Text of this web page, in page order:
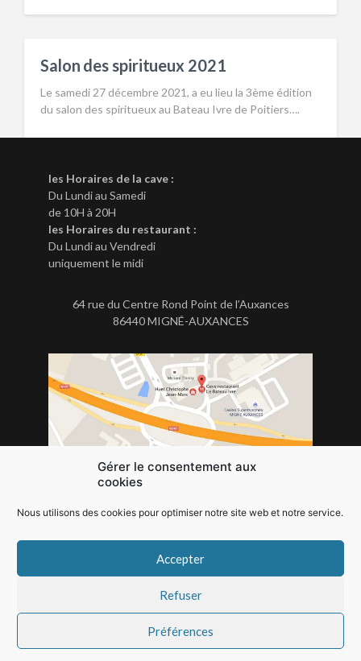
Gérer le consentement aux
cookies
Nous utilisons des cookies pour optimiser notre site web et notre service.
Accepter
Refuser
Préférences
Salon des spiritueux 2021
Le samedi 27 décembre 2021, a eu lieu la 3ème édition
du salon des spiritueux au Bateau Ivre de Poitiers….
les Horaires de la cave :
Du Lundi au Samedi
de 10H à 20H
les Horaires du restaurant :
Du Lundi au Vendredi
uniquement le midi
64 rue du Centre Rond Point de l’Auxances
86440 MIGNÉ-AUXANCES
©2026 Bateau Ivre Migné-Auxances